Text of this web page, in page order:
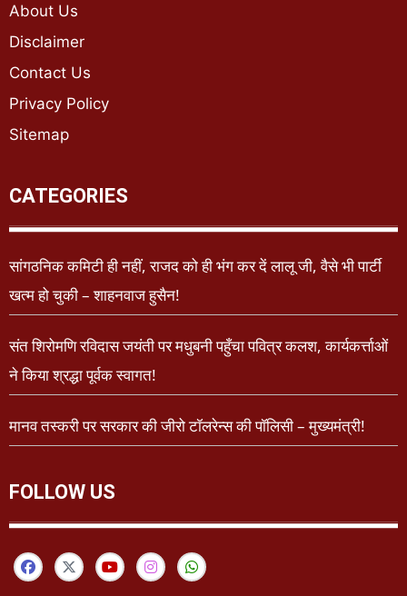
About Us
Disclaimer
Contact Us
Privacy Policy
Sitemap
CATEGORIES
सांगठनिक कमिटी ही नहीं, राजद को ही भंग कर दें लालू जी, वैसे भी पार्टी
खत्म हो चुकी – शाहनवाज हुसैन!
संत शिरोमणि रविदास जयंती पर मधुबनी पहुँचा पवित्र कलश, कार्यकर्त्ताओं
ने किया श्रद्धा पूर्वक स्वागत!
मानव तस्करी पर सरकार की जीरो टॉलरेन्स की पॉलिसी – मुख्यमंत्री!
FOLLOW US